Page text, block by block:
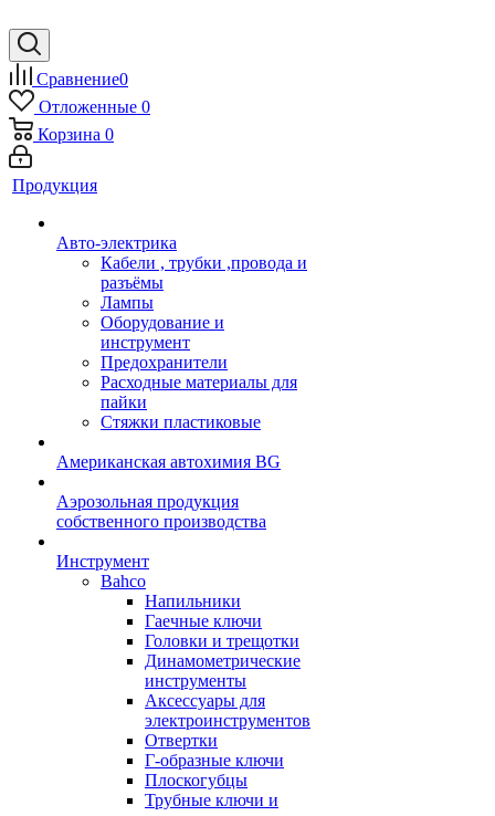
Сравнение0
Отложенные 0
Корзина 0
Продукция
Авто-электрика
Кабели , трубки ,провода и
разъёмы
Лампы
Оборудование и
инструмент
Предохранители
Расходные материалы для
пайки
Стяжки пластиковые
Американская автохимия BG
Аэрозольная продукция
собственного производства
Инструмент
Bahco
Напильники
Гаечные ключи
Головки и трещотки
Динамометрические
инструменты
Аксессуары для
электроинструментов
Отвертки
Г-образные ключи
Плоскогубцы
Трубные ключи и